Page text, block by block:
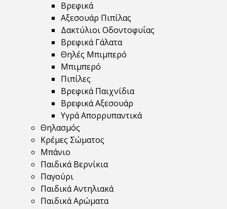
Βρεφικά
Αξεσουάρ Πιπίλας
Δακτύλιοι Οδοντοφυΐας
Βρεφικά Γάλατα
Θηλές Μπιμπερό
Μπιμπερό
Πιπίλες
Βρεφικά Παιχνίδια
Βρεφικά Αξεσουάρ
Υγρά Απορρυπαντικά
Θηλασμός
Κρέμες Σώματος
Μπάνιο
Παιδικά Βερνίκια
Παγούρι
Παιδικά Αντηλιακά
Παιδικά Αρώματα